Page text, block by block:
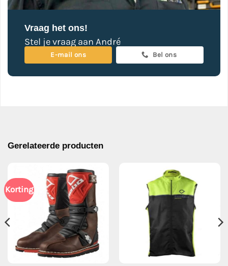
Vraag het ons!
Stel je vraag aan André
E-mail ons Bel ons
Gerelateerde producten
Korting